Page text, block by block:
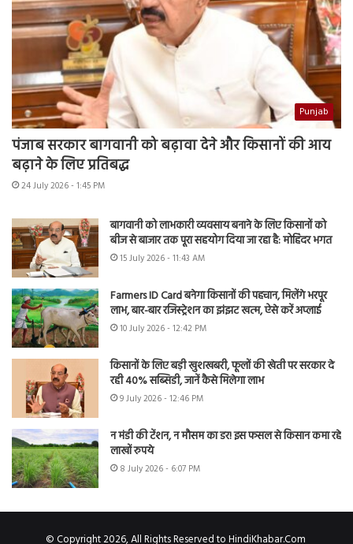
Punjab
पंजाब सरकार बागवानी को बढ़ावा देने और किसानों की आय
बढ़ाने के लिए प्रतिबद्ध
24 July 2026 - 1:45 PM
बागवानी को लाभकारी व्यवसाय बनाने के लिए किसानों को
बीज से बाजार तक पूरा सहयोग दिया जा रहा है: मोहिंदर भगत
15 July 2026 - 11:43 AM
Farmers ID Card बनेगा किसानों की पहचान, मिलेंगे भरपूर
लाभ, बार-बार रजिस्ट्रेशन का झंझट खत्म, ऐसे करें अप्लाई
10 July 2026 - 12:42 PM
किसानों के लिए बड़ी खुशखबरी, फूलों की खेती पर सरकार दे
रही 40% सब्सिडी, जानें कैसे मिलेगा लाभ
9 July 2026 - 12:46 PM
न मंडी की टेंशन, न मौसम का डर! इस फसल से किसान कमा रहे
लाखों रुपये
8 July 2026 - 6:07 PM
© Copyright 2026, All Rights Reserved to HindiKhabar.Com